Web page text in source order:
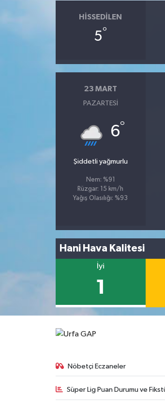
HISSEDILEN
5°
23 MART
PAZARTESI
6°
Şiddetli yağmurlu
Nem: %91
Rüzgar: 15 km/h
Yağış Olasılığı: %93
Hani Hava Kalitesi
İyi
1
Nöbetçi Eczaneler
Süper Lig Puan Durumu ve